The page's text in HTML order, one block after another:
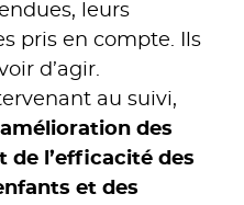
leurs
pris en compte. Ils
d’agir.
au suivi,
amélioration des
de l’efficacité des
et des